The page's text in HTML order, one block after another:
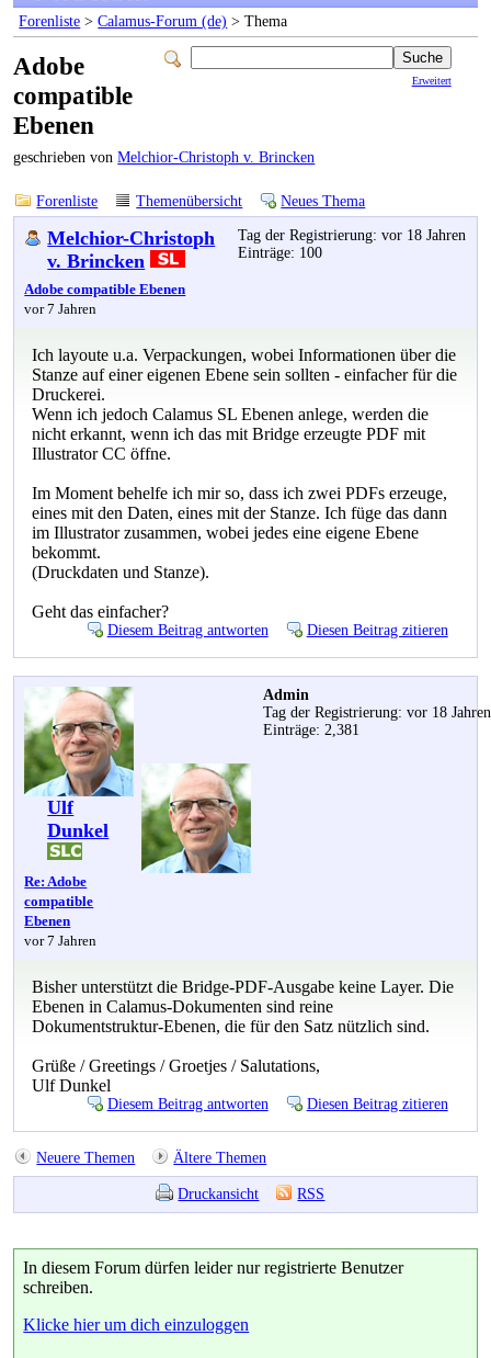
Forenliste >Calamus-Forum (de) > Thema
Erweitert
Adobe
compatible
Ebenen
geschrieben vonMelchior-Christoph v. Brincken
Forenliste Themenübersicht Neues Thema
Melchior-Christoph
v. Brincken
Adobe compatible Ebenen
vor 7 Jahren
Tag der Registrierung: vor 18 Jahren
Einträge: 100
Ich layoute u.a. Verpackungen, wobei Informationen über die
Stanze auf einer eigenen Ebene sein sollten - einfacher für die
Druckerei.
Wenn ich jedoch Calamus SL Ebenen anlege, werden die
nicht erkannt, wenn ich das mit Bridge erzeugte PDF mit
Illustrator CC öffne.
Im Moment behelfe ich mir so, dass ich zwei PDFs erzeuge,
eines mit den Daten, eines mit der Stanze. Ich füge das dann
im Illustrator zusammen, wobei jedes eine eigene Ebene
bekommt.
(Druckdaten und Stanze).
Geht das einfacher?
Diesem Beitrag antworten Diesen Beitrag zitieren
Ulf
Dunkel
Re: Adobe
compatible
Ebenen
vor 7 Jahren
Admin
Tag der Registrierung: vor 18 Jahren
Einträge: 2,381
Bisher unterstützt die Bridge-PDF-Ausgabe keine Layer. Die
Ebenen in Calamus-Dokumenten sind reine
Dokumentstruktur-Ebenen, die für den Satz nützlich sind.
Grüße / Greetings / Groetjes / Salutations,
Ulf Dunkel
Diesem Beitrag antworten Diesen Beitrag zitieren
Neuere Themen Ältere Themen
Druckansicht RSS
In diesem Forum dürfen leider nur registrierte Benutzer
schreiben.
Klicke hier um dich einzuloggen